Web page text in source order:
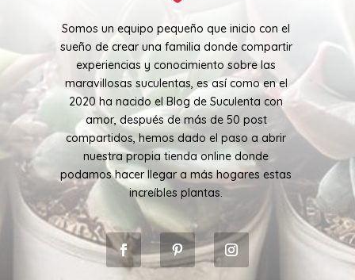
Somos un equipo pequeño que inicio con el
sueño de crear una familia donde compartir
experiencias y conocimiento sobre las
maravillosas suculentas, es así como en el
2020 ha nacido el Blog de Suculenta con
amor, después de más de 50 post
compartidos, hemos dado el paso a abrir
nuestra propia tienda online donde
podamos hacer llegar a más hogares estas
increíbles plantas.